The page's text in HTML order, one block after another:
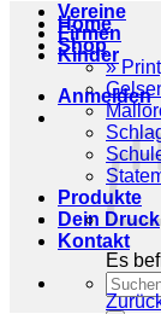
Home
Shop
»
Produkte
Dein Druck
Kontakt
nach:
Vereine
Firmen
Kinder
Anmelden
Es